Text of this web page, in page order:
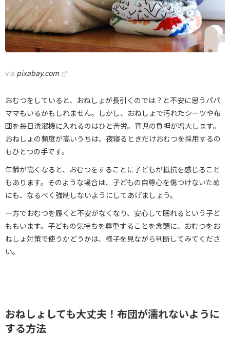
via pixabay.com
おむつをしていると、おねしょが長引くのでは？と不安に思うパパ
ママもいるかもしれません。しかし、おねしょで汚れたシーツや布
団を毎日洗濯機に入れるのはひと苦労。育児の負担が増大します。
おねしょの頻度が高いうちは、夜寝るときだけおむつを採用するの
もひとつの手です。
年齢が高くなると、おむつをすることに子どもが抵抗を感じること
もあります。そのような場合は、子どもの自尊心を傷つけないため
にも、なるべく強制しないようにしてあげましょう。
一方でおむつを履くと不安がなくなり、安心して眠れるという子ど
ももいます。子どもの気持ちを尊重することを念頭に、おむつをお
ねしょ対策で使うかどうかは、様子を見ながら判断してみてくださ
い。
おねしょしても大丈夫！布団が濡れないように
する方法